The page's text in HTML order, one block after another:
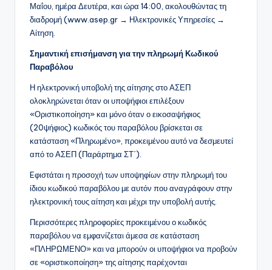
Μαΐου, ημέρα Δευτέρα, και ώρα 14:00, ακολουθώντας τη
διαδρομή (www.asep.gr → Ηλεκτρονικές Υπηρεσίες →
Αίτηση.
Σημαντική επισήμανση για την πληρωμή Κωδικού
Παραβόλου
Η ηλεκτρονική υποβολή της αίτησης στο ΑΣΕΠ
ολοκληρώνεται όταν οι υποψήφιοι επιλέξουν
«Οριστικοποίηση» και μόνο όταν ο εικοσαψήφιος
(20ψήφιος) κωδικός του παραβόλου βρίσκεται σε
κατάσταση «Πληρωμένο», προκειμένου αυτό να δεσμευτεί
από το ΑΣΕΠ (Παράρτημα ΣΤ΄).
Eφιστάται η προσοχή των υποψηφίων στην πληρωμή του
ίδιου κωδικού παραβόλου με αυτόν που αναγράφουν στην
ηλεκτρονική τους αίτηση και μέχρι την υποβολή αυτής.
Περισσότερες πληροφορίες προκειμένου ο κωδικός
παραβόλου να εμφανίζεται άμεσα σε κατάσταση
«ΠΛΗΡΩΜΕΝΟ» και να μπορούν οι υποψήφιοι να προβούν
σε «οριστικοποίηση» της αίτησης παρέχονται